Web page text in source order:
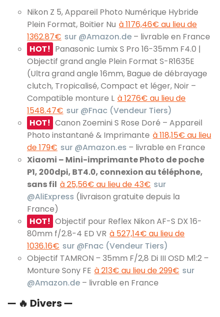
Nikon Z 5, Appareil Photo Numérique Hybride
Plein Format, Boitier Nu à 1176,46€ au lieu de
1362.87€ sur @Amazon.de – livrable en France
HOT! Panasonic Lumix S Pro 16-35mm F4.0 |
Objectif grand angle Plein Format S-R1635E
(Ultra grand angle 16mm, Bague de débrayage
clutch, Tropicalisé, Compact et léger, Noir –
Compatible monture L à 1276€ au lieu de
1548.47€ sur @Fnac (Vendeur Tiers)
HOT! Canon Zoemini S Rose Doré – Appareil
Photo instantané & Imprimante à 118,15€ au lieu
de 179€ sur @Amazon.es – livrable en France
Xiaomi – Mini-imprimante Photo de poche
P1, 200dpi, BT4.0, connexion au téléphone,
sans fil à 25,56€ au lieu de 43€ sur
@AliExpress (livraison gratuite depuis la
France)
HOT! Objectif pour Reflex Nikon AF-S DX 16-
80mm f/2.8-4 ED VR à 527,14€ au lieu de
1036.16€ sur @Fnac (Vendeur Tiers)
Objectif TAMRON – 35mm F/2,8 Di III OSD M1:2 –
Monture Sony FE à 213€ au lieu de 299€ sur
@Amazon.de – livrable en France
— 🔥 Divers —